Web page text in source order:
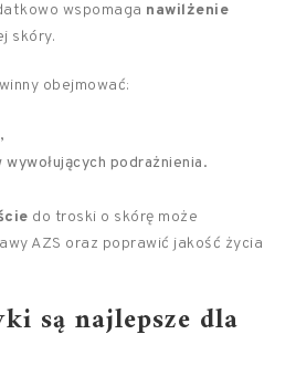
wspomaga nawilżenie
skóry.
obejmować:
podrażnienia.
do troski o skórę może
AZS oraz poprawić jakość życia
są najlepsze dla